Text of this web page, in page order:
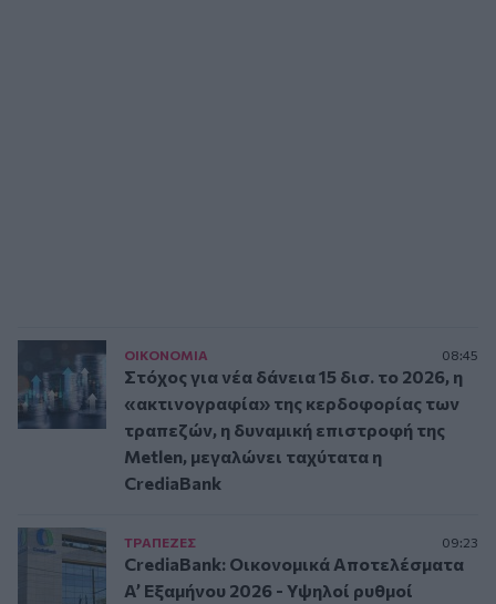
ΟΙΚΟΝΟΜΙΑ 08:45
Στόχος για νέα δάνεια 15 δισ. το 2026, η
«ακτινογραφία» της κερδοφορίας των
τραπεζών, η δυναμική επιστροφή της
Metlen, μεγαλώνει ταχύτατα η
CrediaBank
ΤΡAΠΕΖΕΣ 09:23
CrediaBank: Οικονομικά Αποτελέσματα
A’ Εξαμήνου 2026 - Υψηλοί ρυθμοί